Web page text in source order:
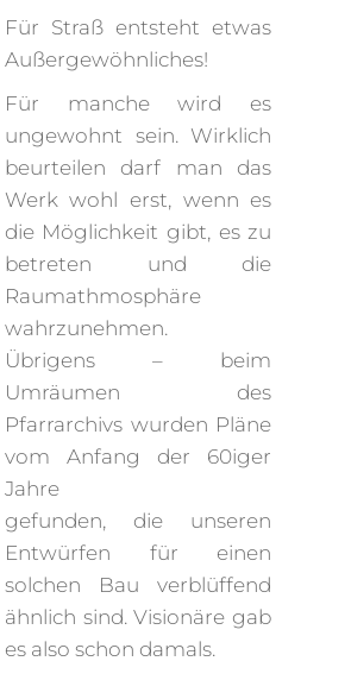
Für Straß entsteht etwas
Außergewöhnliches!
Für manche wird es
ungewohnt sein. Wirklich
beurteilen darf man das
Werk wohl erst, wenn es
die Möglichkeit gibt, es zu
betreten und die
Raumathmosphäre
wahrzunehmen.
Übrigens – beim
Umräumen des
Pfarrarchivs wurden Pläne
vom Anfang der 60iger
Jahre
gefunden, die unseren
Entwürfen für einen
solchen Bau verblüffend
ähnlich sind. Visionäre gab
es also schon damals.